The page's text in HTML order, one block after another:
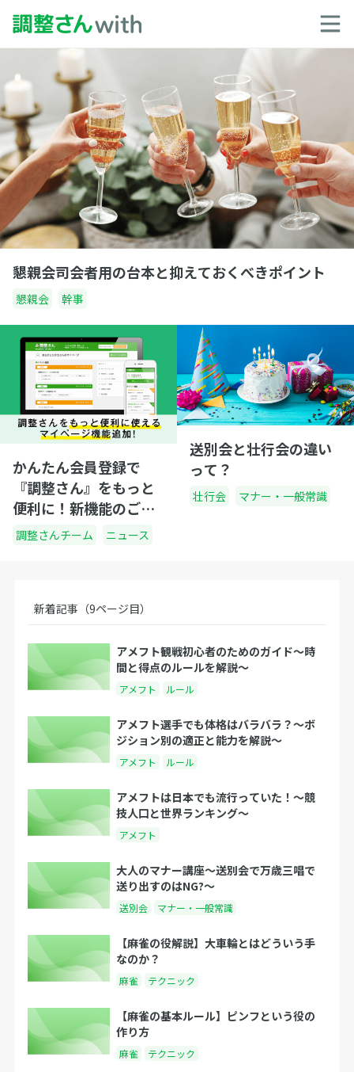
懇親会司会者用の台本と抑えておくべきポイント
懇親会 幹事
かんたん会員登録で
『調整さん』をもっと
便利に！新機能のご紹
介
調整さんチーム ニュース
送別会と壮行会の違い
って？
壮行会 マナー・一般常識
新着記事（9ページ目）
アメフト観戦初心者のためのガイド〜時
間と得点のルールを解説〜
アメフト ルール
アメフト選手でも体格はバラバラ？〜ボ
ジション別の適正と能力を解説〜
アメフト ルール
アメフトは日本でも流行っていた！〜競
技人口と世界ランキング〜
アメフト
大人のマナー講座～送別会で万歳三唱で
送り出すのはNG?～
送別会 マナー・一般常識
【麻雀の役解説】大車輪とはどういう手
なのか？
麻雀 テクニック
【麻雀の基本ルール】ピンフという役の
作り方
麻雀 テクニック